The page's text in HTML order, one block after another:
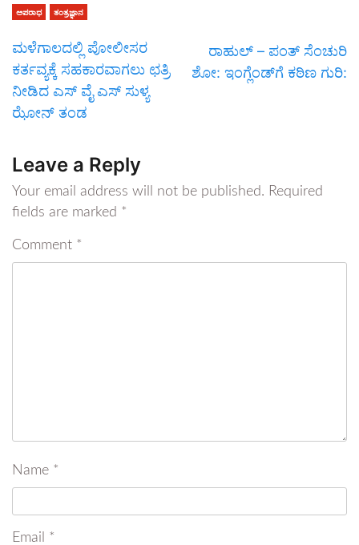
ಅಪರಾಧ ತಂತ್ರಜ್ಞಾನ
ಮಳೆಗಾಲದಲ್ಲಿ ಪೋಲೀಸರ
ಕರ್ತವ್ಯಕ್ಕೆ ಸಹಕಾರವಾಗಲು ಛತ್ರಿ
ನೀಡಿದ ಎಸ್ ವೈ ಎಸ್ ಸುಳ್ಯ
ಝೋನ್ ತಂಡ
ರಾಹುಲ್ – ಪಂತ್ ಸೆಂಚುರಿ
ಶೋ: ಇಂಗ್ಲೆಂಡ್‌ಗೆ ಕಠಿಣ ಗುರಿ:
Leave a Reply
Your email address will not be published. Required
fields are marked *
Comment *
Name *
Email *